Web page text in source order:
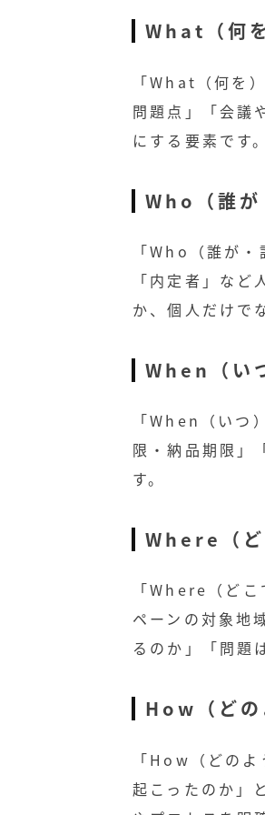
What（何を
「What（何を
問題点」「会議
にする要素です。
Who（誰が
「Who（誰が
「内定者」な
か、個人だけで
When（い
「When（いつ
限・納品期限」
す。
Where（ど
「Where（ど
ペーンの対象地
るのか」「問題
How（どの
「How（どの
起こったのか」